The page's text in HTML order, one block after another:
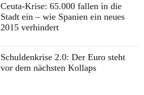
Ceuta-Krise: 65.000 fallen in die
Stadt ein – wie Spanien ein neues
2015 verhindert
Schuldenkrise 2.0: Der Euro steht
vor dem nächsten Kollaps